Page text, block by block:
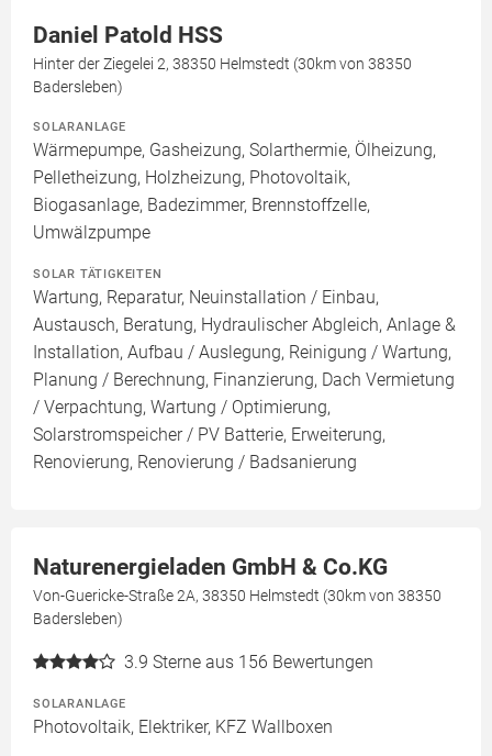
Daniel Patold HSS
Hinter der Ziegelei 2, 38350 Helmstedt (30km von 38350
Badersleben)
SOLARANLAGE
Wärmepumpe, Gasheizung, Solarthermie, Ölheizung,
Pelletheizung, Holzheizung, Photovoltaik,
Biogasanlage, Badezimmer, Brennstoffzelle,
Umwälzpumpe
SOLAR TÄTIGKEITEN
Wartung, Reparatur, Neuinstallation / Einbau,
Austausch, Beratung, Hydraulischer Abgleich, Anlage &
Installation, Aufbau / Auslegung, Reinigung / Wartung,
Planung / Berechnung, Finanzierung, Dach Vermietung
/ Verpachtung, Wartung / Optimierung,
Solarstromspeicher / PV Batterie, Erweiterung,
Renovierung, Renovierung / Badsanierung
Naturenergieladen GmbH & Co.KG
Von-Guericke-Straße 2A, 38350 Helmstedt (30km von 38350
Badersleben)
3.9 Sterne aus 156 Bewertungen
SOLARANLAGE
Photovoltaik, Elektriker, KFZ Wallboxen